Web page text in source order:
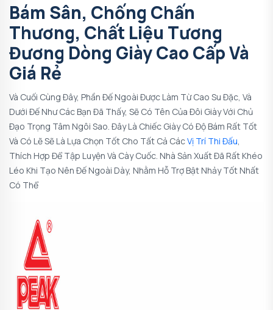
Bám Sân, Chống Chấn
Thương, Chất Liệu Tương
Đương Dòng Giày Cao Cấp Và
Giá Rẻ
Và Cuối Cùng Đây, Phần Đế Ngoài Được Làm Từ Cao Su Đặc, Và
Dưới Đế Như Các Bạn Đã Thấy, Sẽ Có Tên Của Đôi Giày Với Chủ
Đạo Trọng Tâm Ngôi Sao. Đây Là Chiếc Giày Có Độ Bám Rất Tốt
Và Có Lẽ Sẽ Là Lựa Chọn Tốt Cho Tất Cả CácVị Trí Thi Đấu,
Thích Hợp Để Tập Luyện Và Cày Cuốc. Nhà Sản Xuất Đã Rất Khéo
Léo Khi Tạo Nên Đế Ngoài Dày, Nhằm Hỗ Trợ Bật Nhảy Tốt Nhất
Có Thể